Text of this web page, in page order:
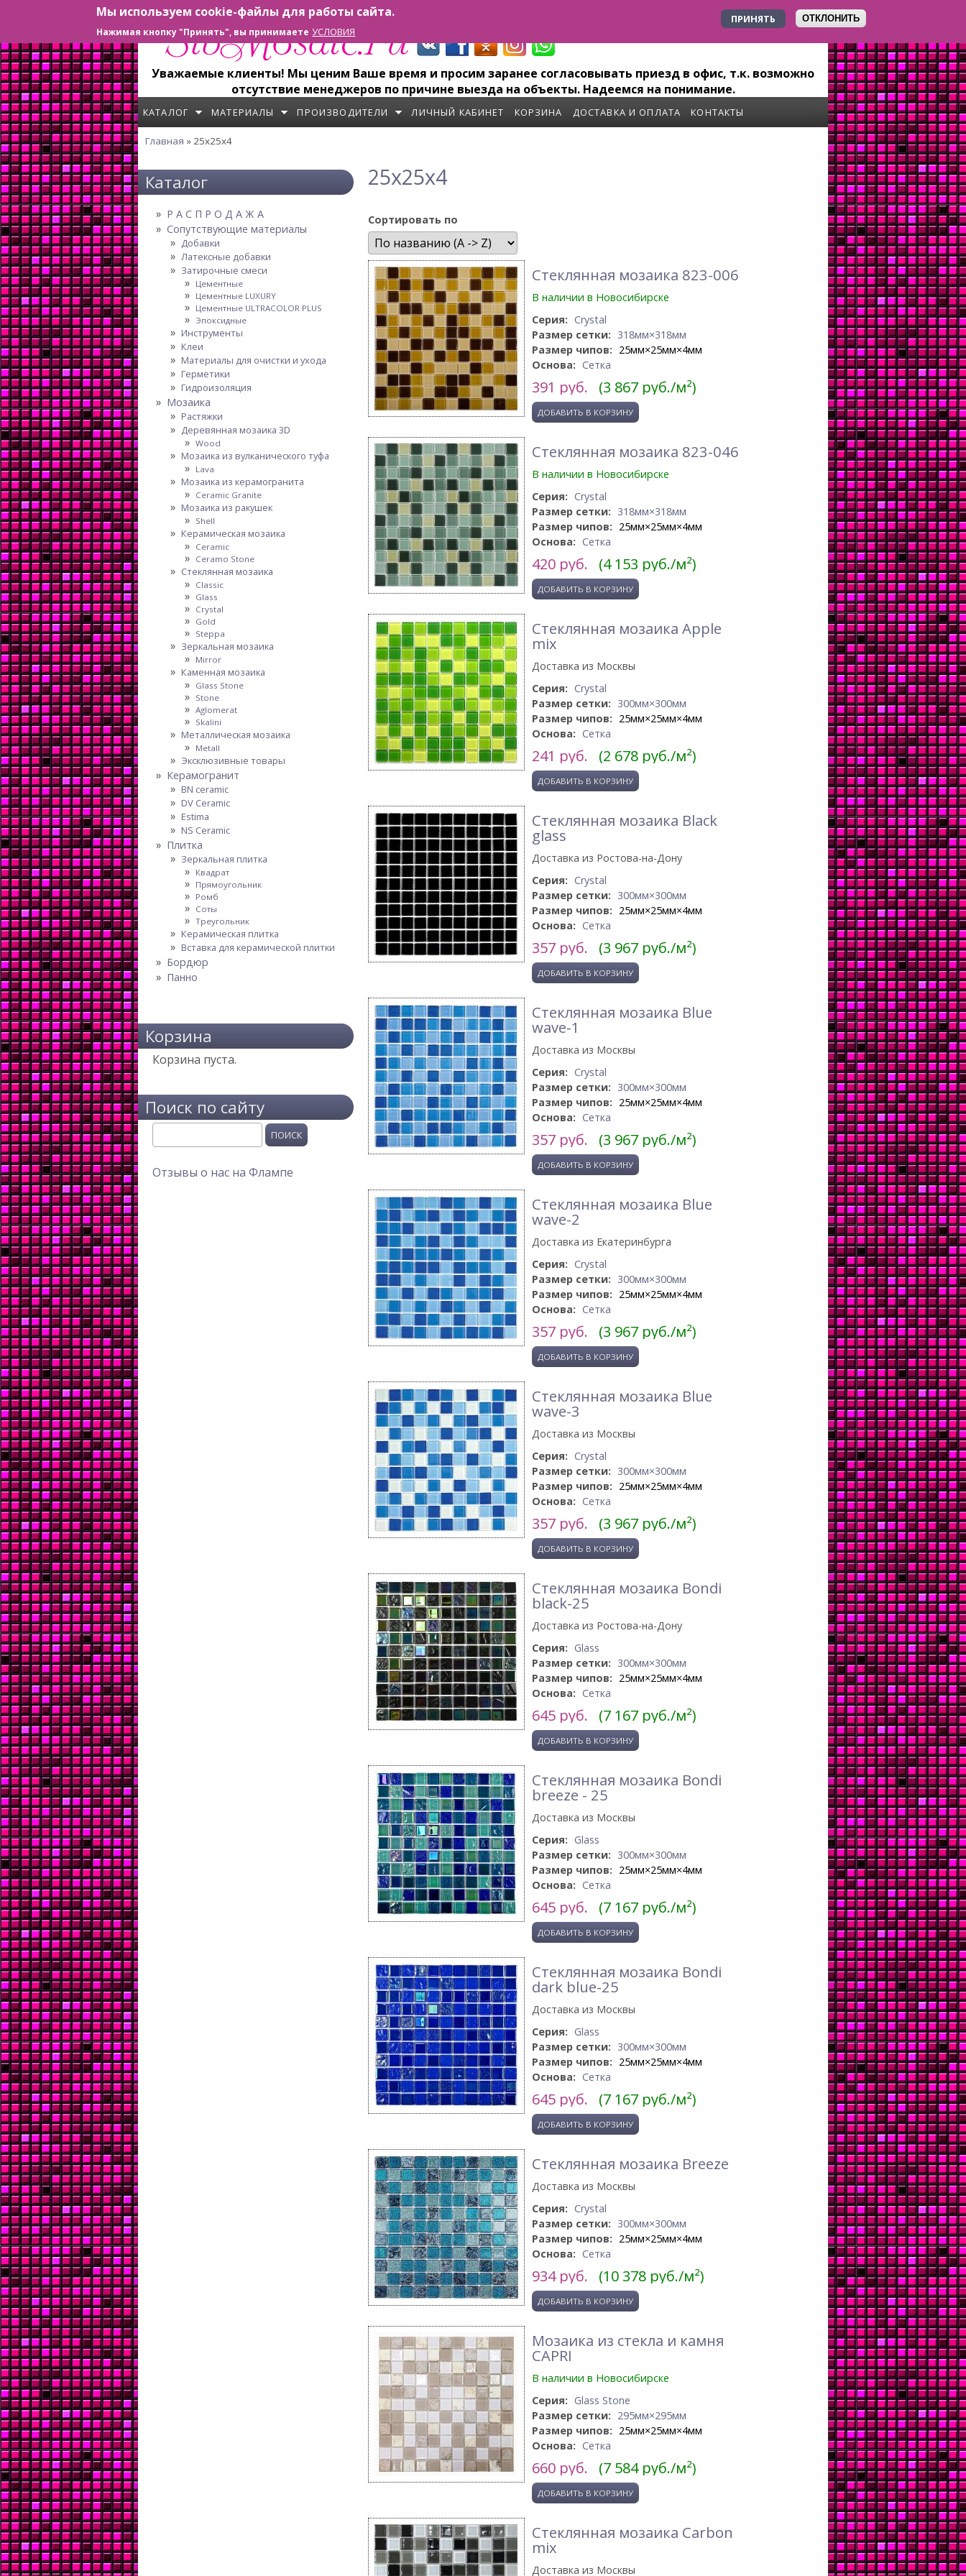
Мы используем cookie-файлы для работы сайта.
Нажимая кнопку "Принять", вы принимаете УСЛОВИЯ
ПРИНЯТЬ ОТКЛОНИТЬ
Перейти к основному содержанию +7 923 179-6-279
Уважаемые клиенты! Мы ценим Ваше время и просим заранее согласовывать приезд в офис, т.к. возможно
отсутствие менеджеров по причине выезда на объекты. Надеемся на понимание.
КАТАЛОГ МАТЕРИАЛЫ ПРОИЗВОДИТЕЛИ ЛИЧНЫЙ КАБИНЕТ КОРЗИНА ДОСТАВКА И ОПЛАТА КОНТАКТЫ
Главная » 25x25x4
25x25x4
Сортировать по
Стеклянная мозаика 823-006
В наличии в Новосибирске
Серия: Crystal
Размер сетки: 318мм×318мм
Размер чипов: 25мм×25мм×4мм
Основа: Сетка
391 руб. (3 867 руб./м²)
Стеклянная мозаика 823-046
В наличии в Новосибирске
Серия: Crystal
Размер сетки: 318мм×318мм
Размер чипов: 25мм×25мм×4мм
Основа: Сетка
420 руб. (4 153 руб./м²)
Стеклянная мозаика Apple
mix
Доставка из Москвы
Серия: Crystal
Размер сетки: 300мм×300мм
Размер чипов: 25мм×25мм×4мм
Основа: Сетка
241 руб. (2 678 руб./м²)
Стеклянная мозаика Black
glass
Доставка из Ростова-на-Дону
Серия: Crystal
Размер сетки: 300мм×300мм
Размер чипов: 25мм×25мм×4мм
Основа: Сетка
357 руб. (3 967 руб./м²)
Стеклянная мозаика Blue
wave-1
Доставка из Москвы
Серия: Crystal
Размер сетки: 300мм×300мм
Размер чипов: 25мм×25мм×4мм
Основа: Сетка
357 руб. (3 967 руб./м²)
Стеклянная мозаика Blue
wave-2
Доставка из Екатеринбурга
Серия: Crystal
Размер сетки: 300мм×300мм
Размер чипов: 25мм×25мм×4мм
Основа: Сетка
357 руб. (3 967 руб./м²)
Стеклянная мозаика Blue
wave-3
Доставка из Москвы
Серия: Crystal
Размер сетки: 300мм×300мм
Размер чипов: 25мм×25мм×4мм
Основа: Сетка
357 руб. (3 967 руб./м²)
Стеклянная мозаика Bondi
black-25
Доставка из Ростова-на-Дону
Серия: Glass
Размер сетки: 300мм×300мм
Размер чипов: 25мм×25мм×4мм
Основа: Сетка
645 руб. (7 167 руб./м²)
Стеклянная мозаика Bondi
breeze - 25
Доставка из Москвы
Серия: Glass
Размер сетки: 300мм×300мм
Размер чипов: 25мм×25мм×4мм
Основа: Сетка
645 руб. (7 167 руб./м²)
Стеклянная мозаика Bondi
dark blue-25
Доставка из Москвы
Серия: Glass
Размер сетки: 300мм×300мм
Размер чипов: 25мм×25мм×4мм
Основа: Сетка
645 руб. (7 167 руб./м²)
Стеклянная мозаика Breeze
Доставка из Москвы
Серия: Crystal
Размер сетки: 300мм×300мм
Размер чипов: 25мм×25мм×4мм
Основа: Сетка
934руб. (10 378 руб./м²)
Мозаика из стекла и камня
CAPRI
В наличии в Новосибирске
Серия: Glass Stone
Размер сетки: 295мм×295мм
Размер чипов: 25мм×25мм×4мм
Основа: Сетка
660 руб. (7 584 руб./м²)
Стеклянная мозаика Carbon
mix
Доставка из Москвы
Каталог
Р А С П Р О Д А Ж А
Сопутствующие материалы
Добавки
Латексные добавки
Затирочные смеси
Цементные
Цементные LUXURY
Цементные ULTRACOLOR PLUS
Эпоксидные
Инструменты
Клеи
Материалы для очистки и ухода
Герметики
Гидроизоляция
Мозаика
Растяжки
Деревянная мозаика 3D
Wood
Мозаика из вулканического туфа
Lava
Мозаика из керамогранита
Ceramic Granite
Мозаика из ракушек
Shell
Керамическая мозаика
Ceramic
Ceramo Stone
Стеклянная мозаика
Classic
Glass
Crystal
Gold
Steppa
Зеркальная мозаика
Mirror
Каменная мозаика
Glass Stone
Stone
Aglomerat
Skalini
Металлическая мозаика
Metall
Эксклюзивные товары
Керамогранит
BN ceramic
DV Ceramic
Estima
NS Ceramic
Плитка
Зеркальная плитка
Квадрат
Прямоугольник
Ромб
Соты
Треугольник
Керамическая плитка
Вставка для керамической плитки
Бордюр
Панно
Корзина
Корзина пуста.
Поиск по сайту
Отзывы о нас на Флампе